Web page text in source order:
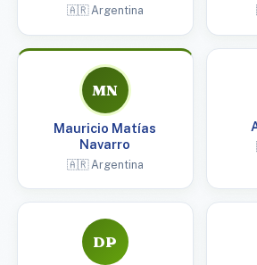
🇦🇷 Argentina
MN
Mauricio Matías
Navarro
🇦🇷 Argentina
DP